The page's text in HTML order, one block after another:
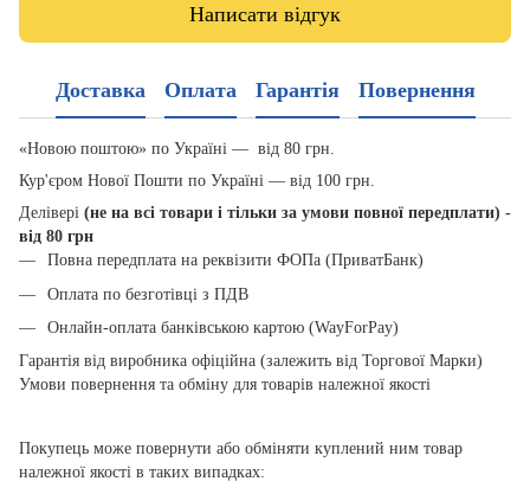
Написати відгук
Доставка Оплата Гарантія Повернення
«Новою поштою» по Україні — від 80 грн.
Кур'єром Нової Пошти по Україні — від 100 грн.
Делівері (не на всі товари і тільки за умови повної передплати) -
від 80 грн
Повна передплата на реквізити ФОПа (ПриватБанк)
Оплата по безготівці з ПДВ
Онлайн-оплата банківською картою (WayForPay)
Гарантія від виробника офіційна (залежить від Торгової Марки)
Умови повернення та обміну для товарів належної якості
Покупець може повернути або обміняти куплений ним товар
належної якості в таких випадках: